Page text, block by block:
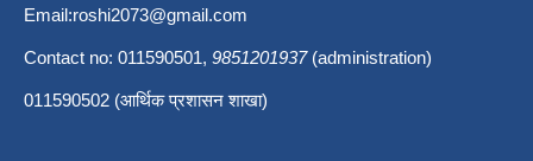
Email:roshi2073@gmail.com
Contact no: 011590501, 9851201937(administration)
011590502 (आर्थिक प्रशासन शाखा)